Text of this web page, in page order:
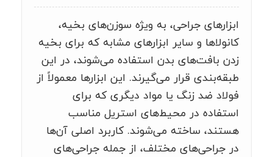
ابزارهای جراحی، به ویژه سوزن‌های بخیه،
کانولاها و سایر ابزارهای مشابه که برای بخیه
زدن بافت‌های بدن استفاده می‌شوند، در این
طبقه‌بندی قرار می‌گیرند. این ابزارها معمولاً از
فولاد ضد زنگ یا مواد دیگری که برای
استفاده در محیط‌های استریل مناسب
هستند، ساخته می‌شوند. کاربرد اصلی آن‌ها
در جراحی‌های مختلف، از جمله جراحی‌های